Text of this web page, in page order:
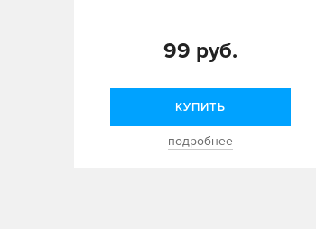
99 руб.
КУПИТЬ
подробнее